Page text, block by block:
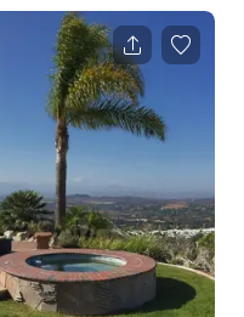
réceptions et l'intimité. La
autoroutes 101 et 23
jardin pour
que rêver. Zone